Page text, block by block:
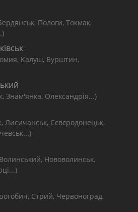
Пологи, Токмак,
Калуш, Бурштин,
Знам'янка, Олександрія...)
Лисичанськ, Сєвєродонецьк,
Нововолинськ,
Стрий, Червоноград,